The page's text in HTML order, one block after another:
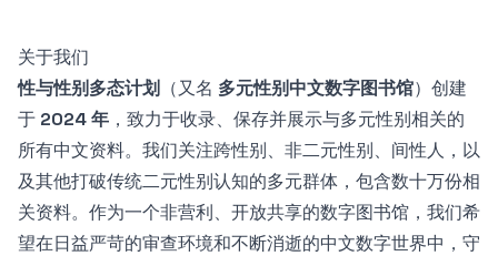
关于我们
性与性别多态计划 （又名 多元性别中文数字图书馆）创建
于 2024 年 ，致力于收录、保存并展示与多元性别相关的
所有中文资料。我们关注跨性别、非二元性别、间性人，以
及其他打破传统二元性别认知的多元群体，包含数十万份相
关资料。作为一个非营利、开放共享的数字图书馆，我们希
望在日益严苛的审查环境和不断消逝的中文数字世界中，守